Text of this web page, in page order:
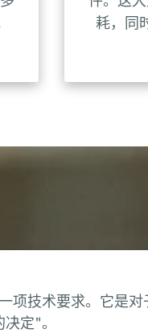
耗，同
项技术要求。它是
定"。